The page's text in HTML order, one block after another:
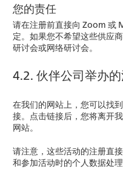
您的责任
请在注册前直接向 Zoom 或
定。如果您不希望这些供应
研讨会或网络研讨会。
4.2. 伙伴公司举办
在我们的网站上，您可以找
接。点击链接后，您将离开
网站。
请注意，这些活动的注册直
和参加活动时的个人数据处